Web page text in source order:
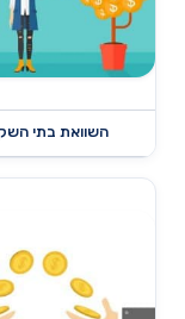
השוואת בתי